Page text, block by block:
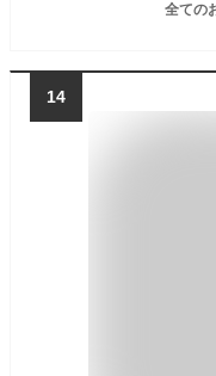
全ての
14